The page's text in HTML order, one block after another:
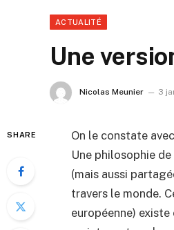
ACTUALITÉ
Une
Nicolas Meunier 3
SHARE
On le constate
Une philosophie
(mais aussi
travers le monde.
européenne)